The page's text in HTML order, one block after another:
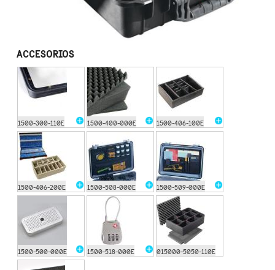
ACCESORIOS
1500-300-110E 1500-400-000E 1500-406-100E
1500-406-200E 1500-508-000E 1500-509-000E
1500-500-000E 1500-518-000E 015000-5050-110E